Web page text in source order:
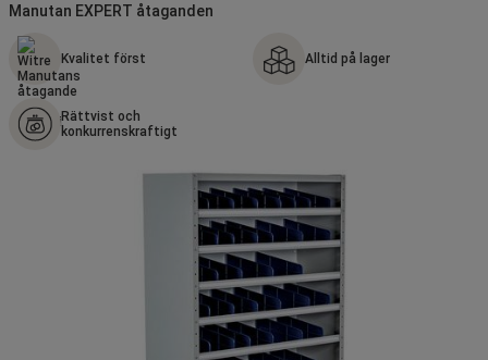
Manutan EXPERT åtaganden
Kvalitet först Alltid på lager
Rättvist och
konkurrenskraftigt